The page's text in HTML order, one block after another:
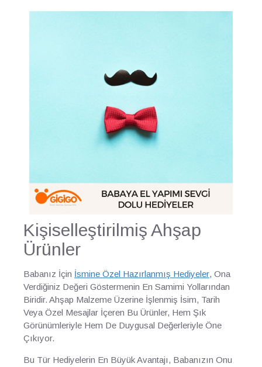
Kişiselleştirilmiş Ahşap
Ürünler
Babanız İçin İsmine Özel Hazırlanmış Hediyeler, Ona
Verdiğiniz Değeri Göstermenin En Samimi Yollarından
Biridir. Ahşap Malzeme Üzerine İşlenmiş İsim, Tarih
Veya Özel Mesajlar İçeren Bu Ürünler, Hem Şık
Görünümleriyle Hem De Duygusal Değerleriyle Öne
Çıkıyor.
Bu Tür Hediyelerin En Büyük Avantajı, Babanızın Onu